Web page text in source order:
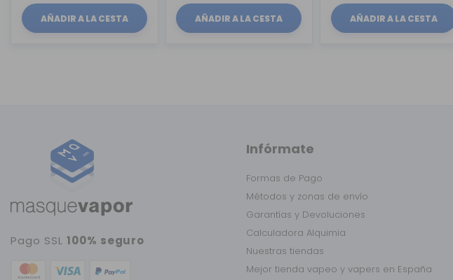
AÑADIR A LA CESTA AÑADIR A LA CESTA AÑADIR A LA CESTA
Pago SSL 100% seguro
Infórmate
Formas de Pago
Métodos y zonas de envío
Garantías y Devoluciones
Calculadora Alquimia
Nuestras tiendas
Mejor tienda vapeo y vapers en España